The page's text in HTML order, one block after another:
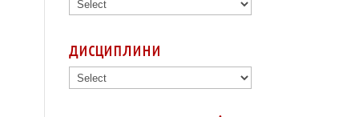
дисциплини